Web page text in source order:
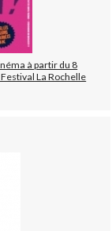
à partir du 8
La Rochelle